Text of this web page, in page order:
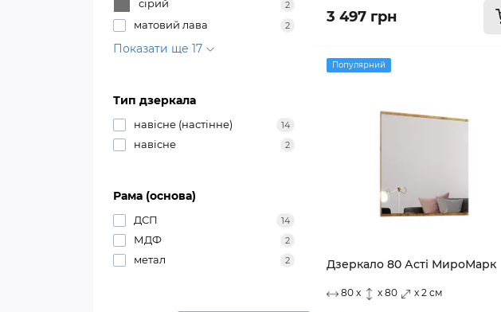
сірий 2
матовий лава 2
Показати ще 17
Тип дзеркала
навісне (настінне) 14
навісне 2
Рама (основа)
ДСП 14
МДФ 2
метал 2
3 497 грн
Популярний
Дзеркало 80 Асті МироМарк
80 x x 80 x 2 см